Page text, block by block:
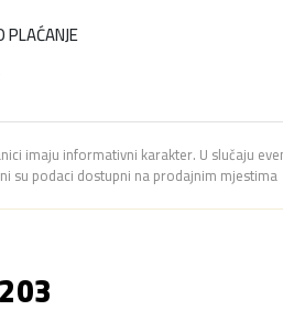
n
a
PLAĆANJE
imaju informativni karakter. U slučaju
su podaci dostupni na prodajnim mjestima